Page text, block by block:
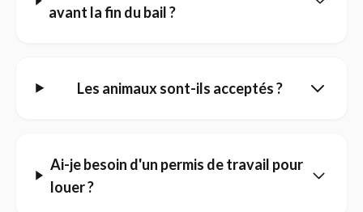
avant la fin du bail ?
Les animaux sont-ils acceptés ?
Ai-je besoin d'un permis de travail pour
louer ?